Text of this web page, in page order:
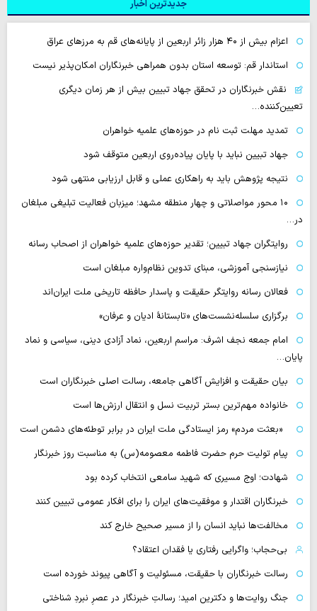
جدیدترین اخبار
اعزام بیش از ۴۰ هزار زائر اربعین از پایانه‌های قم به مرزهای عراق
استاندار قم: توسعه استان بدون همراهی خبرنگاران امکان‌پذیر نیست
نقش خبرنگاران در تحقق جهاد تبیین بیش از هر زمان دیگری
تعیین‌کننده…
تمدید مهلت ثبت نام در حوزه‌های علمیه خواهران
جهاد تبیین نباید با پایان پیاده‌روی اربعین متوقف شود
نتیجه پژوهش باید به راهکاری عملی و قابل ارزیابی منتهی شود
۱۰ محور مواصلاتی و چهار منطقه مشهد؛ میزبان فعالیت تبلیغی مبلغان
در…
روایتگران جهاد تبیین؛ تقدیر حوزه‌های علمیه خواهران از اصحاب رسانه
نیازسنجی آموزشی، مبنای تدوین نظام‌واره مبلغان است
فعالان رسانه‌ روایتگر حقیقت و پاسدار حافظه تاریخی ملت ایران‌اند
برگزاری سلسله‌نشست‌های «تابستانهٔ ادیان و عرفان»
امام جمعه نجف اشرف: مراسم اربعین، نماد آزادی دینی، سیاسی و نماد
پایان…
بیان حقیقت و افزایش آگاهی جامعه، رسالت اصلی خبرنگاران است
خانواده مهم‌ترین بستر تربیت نسل و انتقال ارزش‌ها است
«بعثت مردم» رمز ایستادگی ملت ایران در برابر توطئه‌های دشمن است
پیام تولیت حرم حضرت فاطمه معصومه(س) به مناسبت روز خبرنگار
شهادت؛ اوج مسیری که شهید سامعی انتخاب کرده بود
خبرنگاران اقتدار و موفقیت‌های ایران را برای افکار عمومی تبیین کنند
مخالفت‌ها نباید انسان را از مسیر صحیح خارج کند
بی‌حجاب؛ واگرایی رفتاری یا فقدان اعتقاد؟
رسالت خبرنگاران با حقیقت، مسئولیت و آگاهی پیوند خورده است
جنگ روایت‌ها و دکترین امید؛ رسالتِ خبرنگار در عصرِ نبردِ شناختی